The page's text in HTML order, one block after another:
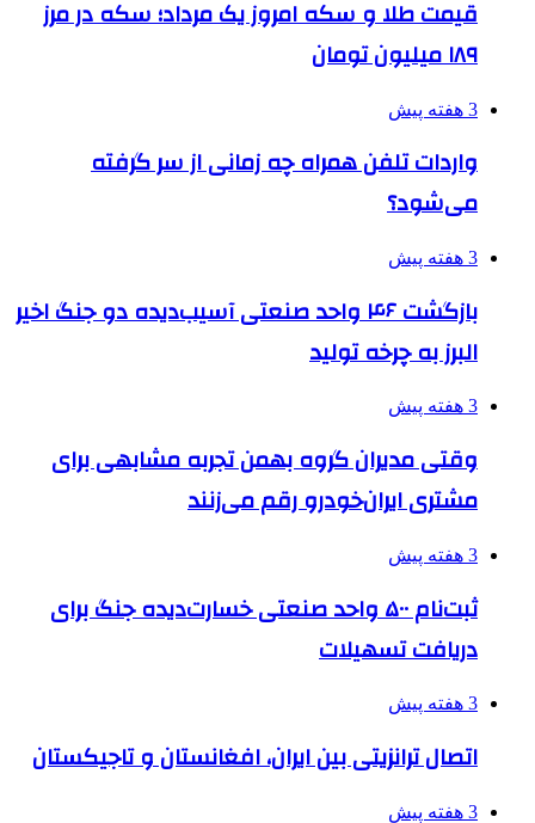
قیمت طلا و سکه امروز یک مرداد؛ سکه در مرز
۱۸۹ میلیون تومان
3 هفته پیش
واردات تلفن همراه چه زمانی از سر گرفته
می‌شود؟
3 هفته پیش
بازگشت ۴۶ واحد صنعتی آسیب‌دیده دو جنگ اخیر
البرز به چرخه تولید
3 هفته پیش
وقتی مدیران گروه بهمن تجربه مشابهی برای
مشتری ایران‌خودرو رقم می‌زنند
3 هفته پیش
ثبت‌نام ۵۰۰ واحد صنعتی خسارت‌دیده جنگ برای
دریافت تسهیلات
3 هفته پیش
اتصال ترانزیتی بین ایران، افغانستان و تاجیکستان
3 هفته پیش